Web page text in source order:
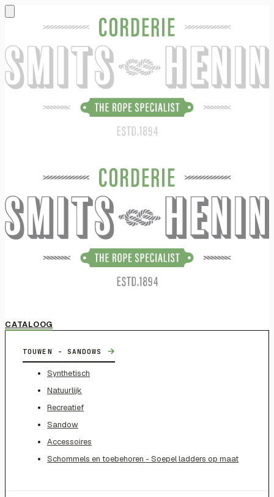
CATALOOG
TOUWEN - SANDOWS →
Synthetisch
Natuurlijk
Recreatief
Sandow
Accessoires
Schommels en toebehoren - Soepel ladders op maat